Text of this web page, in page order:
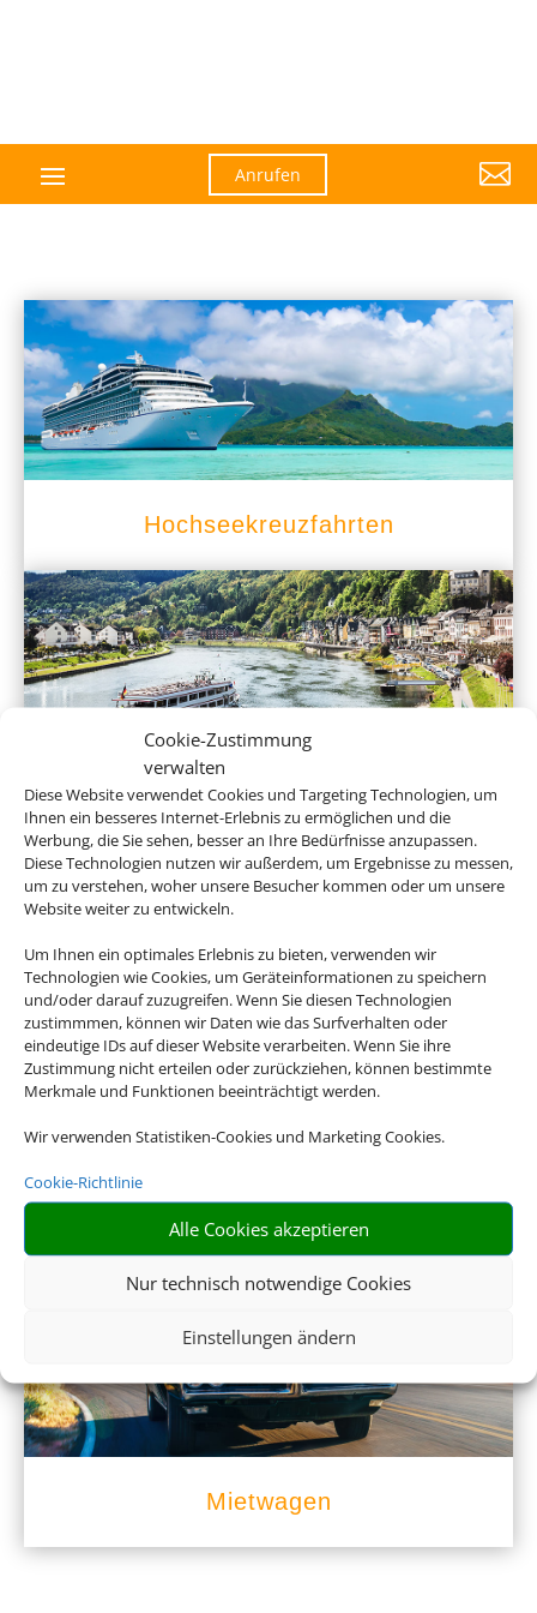
Cookie-Zustimmung
verwalten
Diese Website verwendet Cookies und Targeting Technologien, um
Ihnen ein besseres Internet-Erlebnis zu ermöglichen und die
Werbung, die Sie sehen, besser an Ihre Bedürfnisse anzupassen.
Diese Technologien nutzen wir außerdem, um Ergebnisse zu messen,
um zu verstehen, woher unsere Besucher kommen oder um unsere
Website weiter zu entwickeln.
Um Ihnen ein optimales Erlebnis zu bieten, verwenden wir
Technologien wie Cookies, um Geräteinformationen zu speichern
und/oder darauf zuzugreifen. Wenn Sie diesen Technologien
zustimmmen, können wir Daten wie das Surfverhalten oder
eindeutige IDs auf dieser Website verarbeiten. Wenn Sie ihre
Zustimmung nicht erteilen oder zurückziehen, können bestimmte
Merkmale und Funktionen beeinträchtigt werden.
Wir verwenden Statistiken-Cookies und Marketing Cookies.
Cookie-Richtlinie
Alle Cookies akzeptieren
Nur technisch notwendige Cookies
Einstellungen ändern
Anrufen 
Hochseekreuzfahrten
Flusskreuzfahrten
Expeditionskreuzfahrten
Empfehlungen für Ihre Reise
Sinnvolle Extras, die oft dazu gebucht werden.
Mietwagen